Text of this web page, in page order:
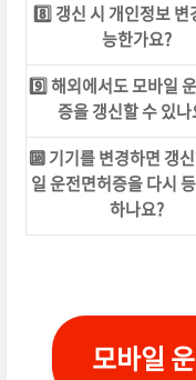
8️⃣ 갱신 시 개인정보 변
능한가요?
9️⃣ 해외에서도 모바일
증을 갱신할 수 있나
🔟 기기를 변경하면 갱
일 운전면허증을 다시
하나요?
모바일